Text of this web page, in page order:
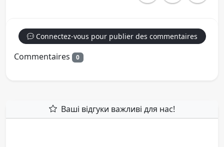
Connectez-vous pour publier des commentaires
Commentaires 0
Ваші відгуки важливі для нас!